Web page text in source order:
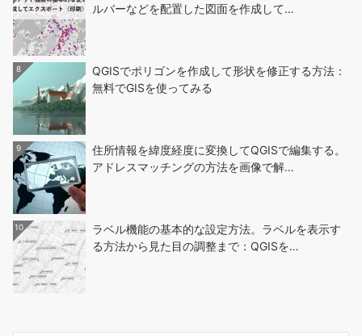
ルバーなどを配置した図面を作成して…
8
QGISでポリゴンを作成して形状を修正する方法：
無料でGISを使ってみる
9
住所情報を緯度経度に変換してQGISで編集する。
アドレスマッチングの方法を画像で解…
10
ラベル機能の基本的な設定方法。ラベルを表示す
る方法から見た目の調整まで：QGISを…